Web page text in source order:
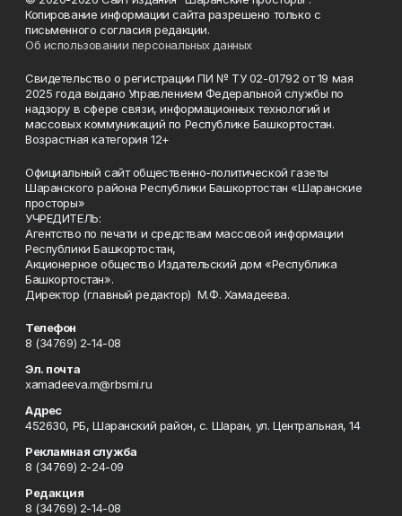
Копирование информации сайта разрешено только с
письменного согласия редакции.
Об использовании персональных данных
Свидетельство о регистрации ПИ № ТУ 02-01792 от 19 мая
2025 года выдано Управлением Федеральной службы по
надзору в сфере связи, информационных технологий и
массовых коммуникаций по Республике Башкортостан.
Возрастная категория 12+
Официальный сайт общественно-политической газеты
Шаранского района Республики Башкортостан «Шаранские
просторы»
УЧРЕДИТЕЛЬ:
Агентство по печати и средствам массовой информации
Республики Башкортостан,
Акционерное общество Издательский дом «Республика
Башкортостан».
Директор (главный редактор) М.Ф. Хамадеева.
Телефон
8 (34769) 2-14-08
Эл. почта
xamadeeva.m@rbsmi.ru
Адрес
452630, РБ, Шаранский район, с. Шаран, ул. Центральная, 14
Рекламная служба
8 (34769) 2-24-09
Редакция
8 (34769) 2-14-08